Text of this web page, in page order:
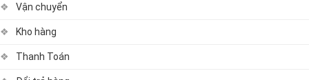
Vận chuyển
Kho hàng
Thanh Toán